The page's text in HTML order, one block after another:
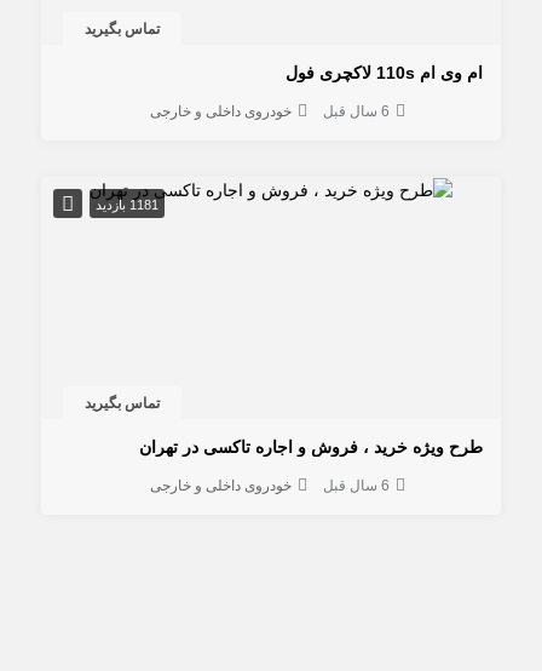
تماس بگیرید
ام وی ام 110s لاکچری فول
6 سال قبل خودروی داخلی و خارجی
1181 بازدید
تماس بگیرید
طرح ویژه خرید ، فروش و اجاره تاکسی در تهران
6 سال قبل خودروی داخلی و خارجی